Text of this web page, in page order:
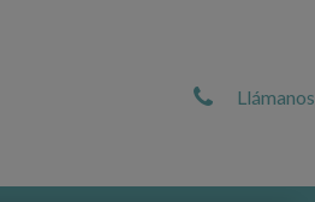
Llámanos